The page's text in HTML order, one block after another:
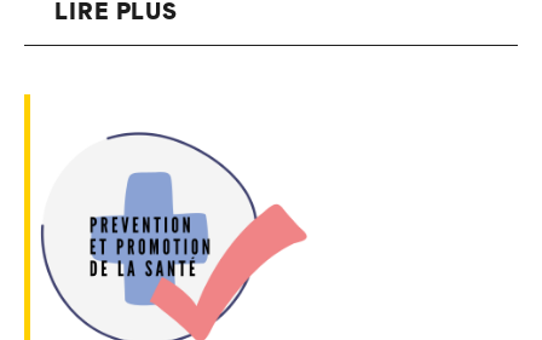
LIRE PLUS